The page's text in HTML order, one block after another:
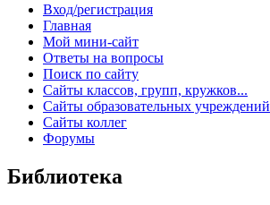
Вход/регистрация
Главная
Мой мини-сайт
Ответы на вопросы
Поиск по сайту
Сайты классов, групп, кружков...
Сайты образовательных учреждений
Сайты коллег
Форумы
Библиотека